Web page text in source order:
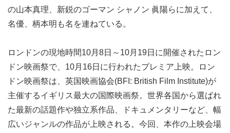
の山本真理、新鋭のゴーマン シャノン 眞陽らに加えて、
名優、柄本明も名を連ねている。
ロンドンの現地時間10月8日～10月19日に開催されたロン
ドン映画祭で、10月16日に行われたプレミア上映。ロン
ドン映画祭は、英国映画協会(BFI: British Film Institute)が
主催するイギリス最大の国際映画祭。世界各国から選ばれ
た最新の話題作や独立系作品、ドキュメンタリーなど、幅
広いジャンルの作品が上映される。今回、本作の上映会場